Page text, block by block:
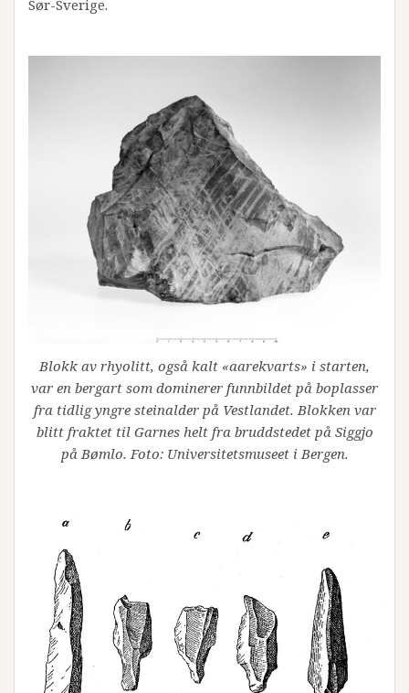
Sør-Sverige.
Blokk av rhyolitt, også kalt «aarekvarts» i starten,
var en bergart som dominerer funnbildet på boplasser
fra tidlig yngre steinalder på Vestlandet. Blokken var
blitt fraktet til Garnes helt fra bruddstedet på Siggjo
på Bømlo. Foto: Universitetsmuseet i Bergen.